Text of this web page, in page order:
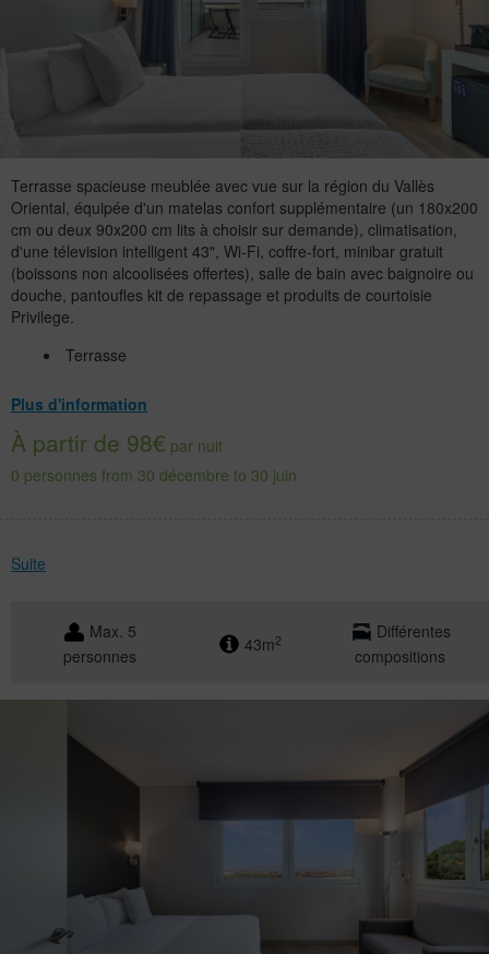
Terrasse spacieuse meublée avec vue sur la région du Vallès
Oriental, équipée d'un matelas confort supplémentaire (un 180x200
cm ou deux 90x200 cm lits à choisir sur demande), climatisation,
d'une télevision intelligent 43", Wi-Fi, coffre-fort, minibar gratuit
(boissons non alcoolisées offertes), salle de bain avec baignoire ou
douche, pantoufles kit de repassage et produits de courtoisie
Privilege.
Terrasse
Plus d'information
À partir de 98€ par nuit
0 personnes from 30 décembre to 30 juin
Suite
Max. 5
personnes
43m2
Différentes
compositions